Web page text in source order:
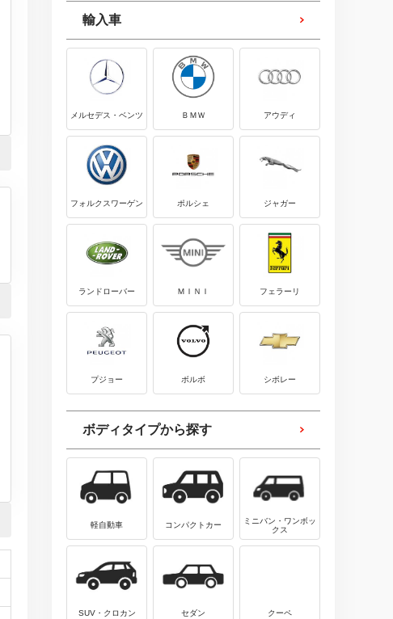
輸入車
メルセデス・ベンツ ＢＭＷ アウディ
フォルクスワーゲン ポルシェ ジャガー
ランドローバー ＭＩＮＩ フェラーリ
プジョー ボルボ シボレー
ボディタイプから探す
軽自動車 コンパクトカー
ミニバン・ワンボッ
クス
SUV・クロカン セダン クーペ